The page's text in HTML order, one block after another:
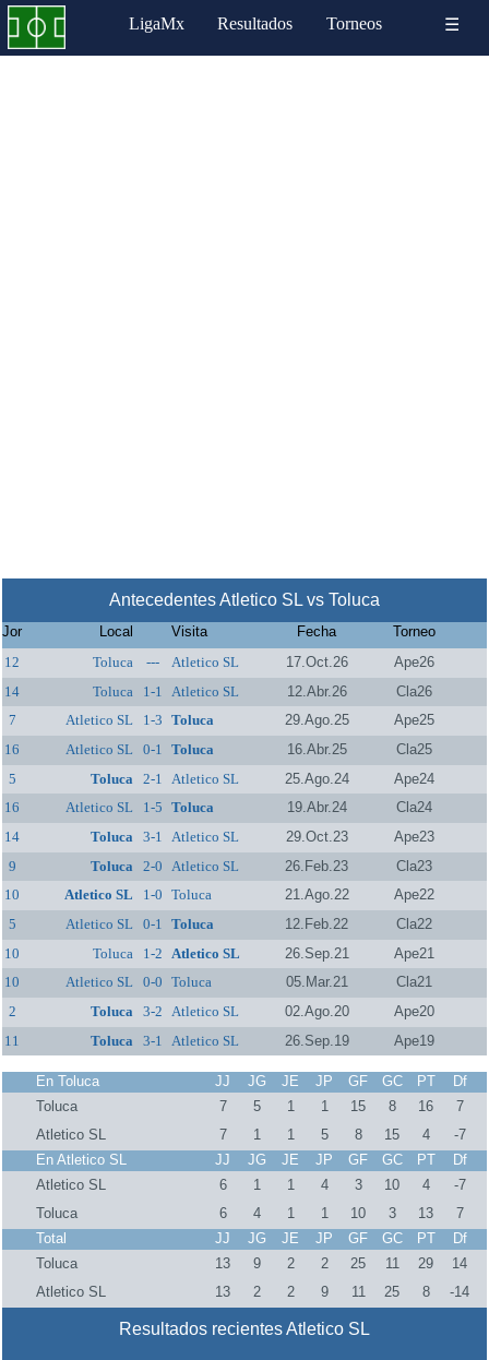
LigaMx Resultados Torneos ☰
Antecedentes Atletico SL vs Toluca
Jor Local Visita Fecha
Torneo
12
Toluca --- Atletico SL 17.Oct.26
Ape26
14
Toluca 1-1 Atletico SL 12.Abr.26
Cla26
7
Atletico SL 1-3 Toluca 29.Ago.25
Ape25
16
Atletico SL 0-1 Toluca 16.Abr.25
Cla25
5
Toluca 2-1 Atletico SL 25.Ago.24
Ape24
16
Atletico SL 1-5 Toluca 19.Abr.24
Cla24
14
Toluca 3-1 Atletico SL 29.Oct.23
Ape23
9
Toluca 2-0 Atletico SL 26.Feb.23
Cla23
10
Atletico SL 1-0 Toluca 21.Ago.22
Ape22
5
Atletico SL 0-1 Toluca 12.Feb.22
Cla22
10
Toluca 1-2 Atletico SL 26.Sep.21
Ape21
10
Atletico SL 0-0 Toluca 05.Mar.21
Cla21
2
Toluca 3-2 Atletico SL 02.Ago.20
Ape20
11
Toluca 3-1 Atletico SL 26.Sep.19 Ape19
En Toluca JJ JG JE JP GF GC PT
Df
Toluca
7 5 1 1 15 8 16
7
Atletico SL
7 1 1 5 8 15 4
-7
En Atletico SL
JJ JG JE JP GF GC PT
Df
Atletico SL
6 1 1 4 3 10 4
-7
Toluca
6 4 1 1 10 3 13
7
Total
JJ JG JE JP GF GC PT
Df
Toluca
13 9 2 2 25 11 29
14
Atletico SL
13 2 2 9 11 25 8 -14
Resultados recientes Atletico SL